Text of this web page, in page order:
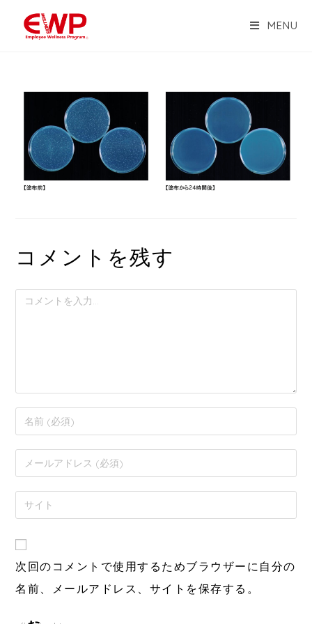
MENU
コメントを残す
次回のコメントで使用するためブラウザーに自分の
名前、メールアドレス、サイトを保存する。